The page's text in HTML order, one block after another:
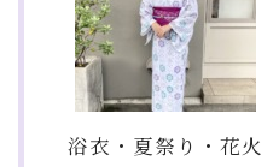
浴衣・夏祭り・花火